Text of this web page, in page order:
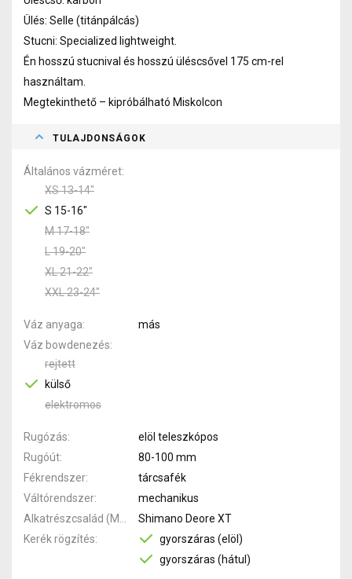
Ülés: Selle (titánpálcás)
Stucni: Specialized lightweight.
Én hosszú stucnival és hosszú üléscsővel 175 cm-rel
használtam.
Megtekinthető – kipróbálható Miskolcon
TULAJDONSÁGOK
Általános vázméret
XS 13-14"
S 15-16"
M 17-18"
L 19-20"
XL 21-22"
XXL 23-24"
Váz anyaga
más
Váz bowdenezés
rejtett
külső
elektromos
Rugózás
elöl teleszkópos
Rugóút
80-100 mm
Fékrendszer
tárcsafék
Váltórendszer
mechanikus
Shimano Deore XT
Kerék rögzítés
gyorszáras (elöl)
gyorszáras (hátul)